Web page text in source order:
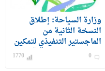
وزارة السياحة: إطلاق
النسخة الثانية من
الماجستير التنفيذي لتمكين
الكوادر الوطنية من قيادة
القطاع السياحي بالمملكة
0
1770